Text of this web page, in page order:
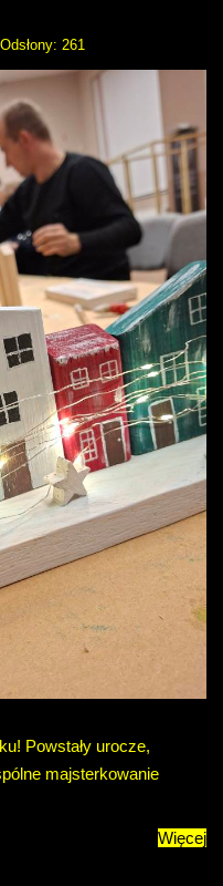
Odsłony: 261
Powstały urocze,
ólne majsterkowanie
Więcej